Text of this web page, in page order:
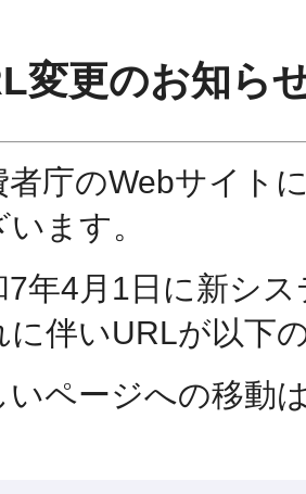
変更のお知ら
者庁のWebサイト
います。
7年4月1日に新シ
に伴いURLが以下
いページへの移動